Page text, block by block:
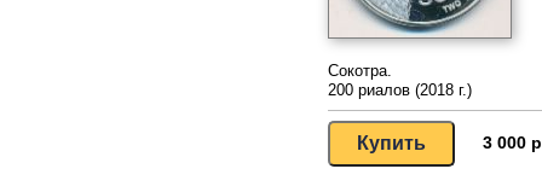
Сокотра.
200 риалов (2018 г.)
3 000